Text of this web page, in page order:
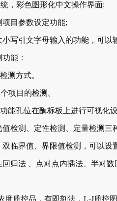
，彩色图形化中文操作界面;
目参数设定功能;
引文字母输入的功能，可以
能：
测方式。
项目的检测。
孔位在酶标板上进行可视化
测、定性检测、定量检测三
界值、界限值检测，可以设
法 、点对点内插法、半对数
质控品，有即刻法，L-J质控